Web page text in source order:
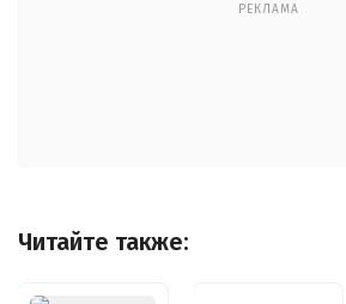
РЕКЛАМА
Читайте также: